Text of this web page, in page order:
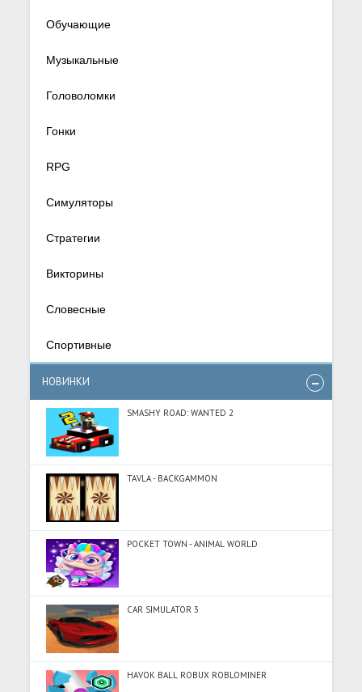
Обучающие
Музыкальные
Головоломки
Гонки
RPG
Симуляторы
Стратегии
Викторины
Словесные
Спортивные
НОВИНКИ
SMASHY ROAD: WANTED 2
TAVLA - BACKGAMMON
POCKET TOWN - ANIMAL WORLD
CAR SIMULATOR 3
HAVOK BALL ROBUX ROBLOMINER